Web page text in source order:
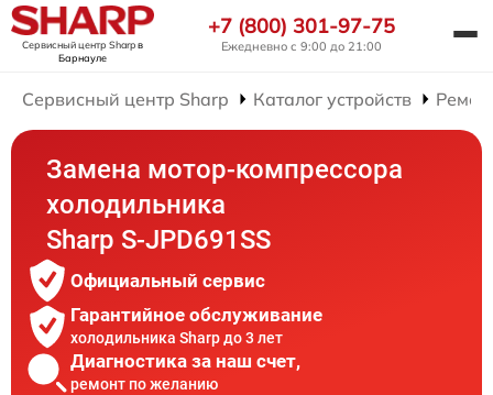
Сервисный центр Sharpв
Барнауле
+7 (800) 301-97-75
Ежедневно с 9:00 до 21:00
Сервисный центр Sharp Каталог устройств
Замена мотор-компрессора
холодильника
Sharp S-JPD691SS
Официальный сервис
Гарантийное обслуживание
холодильника Sharp до 3 лет
Диагностика за наш счет,
ремонт по желанию